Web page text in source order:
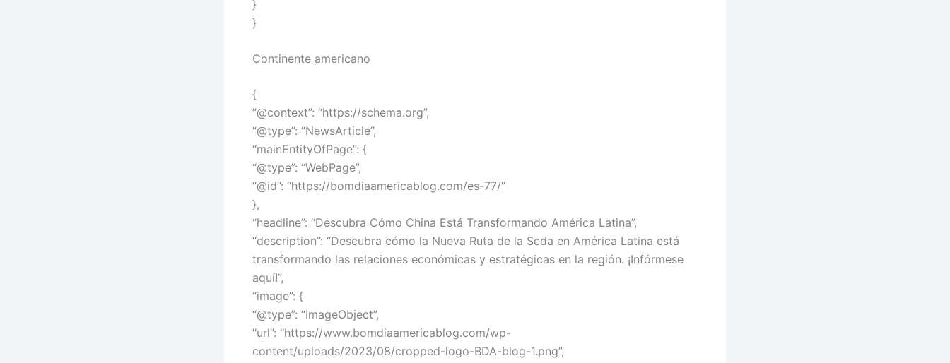
}
}
Continente americano
{
“@context”: “https://schema.org”,
“@type”: “NewsArticle”,
“mainEntityOfPage”: {
“@type”: “WebPage”,
“@id”: “https://bomdiaamericablog.com/es-77/”
},
“headline”: “Descubra Cómo China Está Transformando América Latina”,
“description”: “Descubra cómo la Nueva Ruta de la Seda en América Latina está
transformando las relaciones económicas y estratégicas en la región. ¡Infórmese
aquí!”,
“image”: {
“@type”: “ImageObject”,
“url”: “https://www.bomdiaamericablog.com/wp-
content/uploads/2023/08/cropped-logo-BDA-blog-1.png”,